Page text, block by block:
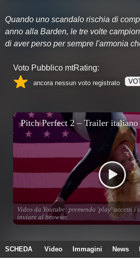
Quando uno scandalo rischia di
anno alla Barden, le tre volte
di aver perso per sempre l'armonia
Voto Pubblico mtRating:
ancora nessun voto registrato
SCHEDA Video Immagini News